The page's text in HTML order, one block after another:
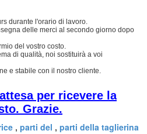
durante l'orario di lavoro.
delle merci al secondo giorno dopo
del vostro costo.
di qualità, noi sostituirà a voi
e stabile con il nostro cliente.
per ricevere la
Grazie.
, parti del , parti della taglierina